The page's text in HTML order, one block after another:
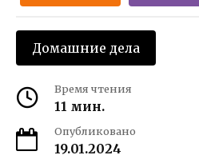
Домашние дела
Время чтения
11 мин.
Опубликовано
19.01.2024